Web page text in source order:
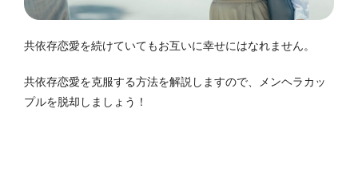
共依存恋愛を続けていてもお互いに幸せにはなれません。
共依存恋愛を克服する方法を解説しますので、メンヘラカッ
プルを脱却しましょう！